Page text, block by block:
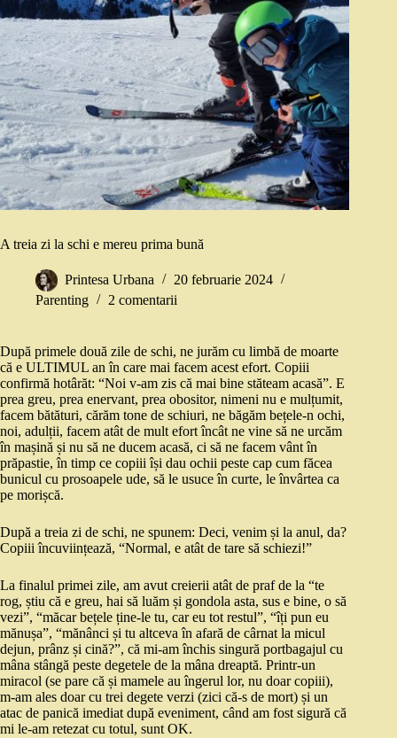
A treia zi la schi e mereu prima bună
Printesa Urbana
20 februarie 2024
Parenting
2 comentarii
După primele două zile de schi, ne jurăm cu limbă de moarte
că e ULTIMUL an în care mai facem acest efort. Copiii
confirmă hotârăt: “Noi v-am zis că mai bine stăteam acasă”. E
prea greu, prea enervant, prea obositor, nimeni nu e mulțumit,
facem bătături, cărăm tone de schiuri, ne băgăm bețele-n ochi,
noi, adulții, facem atât de mult efort încât ne vine să ne urcăm
în mașină și nu să ne ducem acasă, ci să ne facem vânt în
prăpastie, în timp ce copiii își dau ochii peste cap cum făcea
bunicul cu prosoapele ude, să le usuce în curte, le învârtea ca
pe morișcă.
După a treia zi de schi, ne spunem: Deci, venim și la anul, da?
Copiii încuviințează, “Normal, e atât de tare să schiezi!”
La finalul primei zile, am avut creierii atât de praf de la “te
rog, știu că e greu, hai să luăm și gondola asta, sus e bine, o să
vezi”, “măcar bețele ține-le tu, car eu tot restul”, “îți pun eu
mănușa”, “mănânci și tu altceva în afară de cârnat la micul
dejun, prânz și cină?”, că mi-am închis singură portbagajul cu
mâna stângă peste degetele de la mâna dreaptă. Printr-un
miracol (se pare că și mamele au îngerul lor, nu doar copiii),
m-am ales doar cu trei degete verzi (zici că-s de mort) și un
atac de panică imediat după eveniment, când am fost sigură că
mi le-am retezat cu totul, sunt OK.